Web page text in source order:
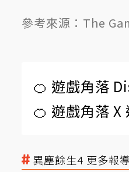
參考來源： The
🍊 遊戲角落
🍊 遊戲角落 X
異塵餘生4 更多報導